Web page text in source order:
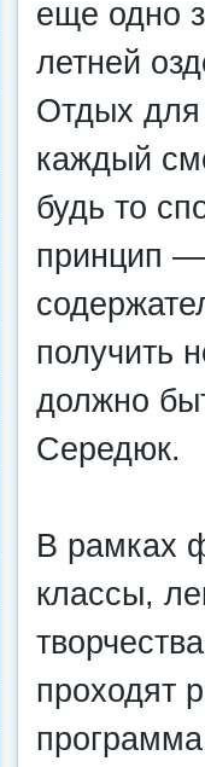
еще одно
летней
Отдых для
каждый
будь то
принцип —
получить
должно
Середюк.
В рамках
классы,
проходят